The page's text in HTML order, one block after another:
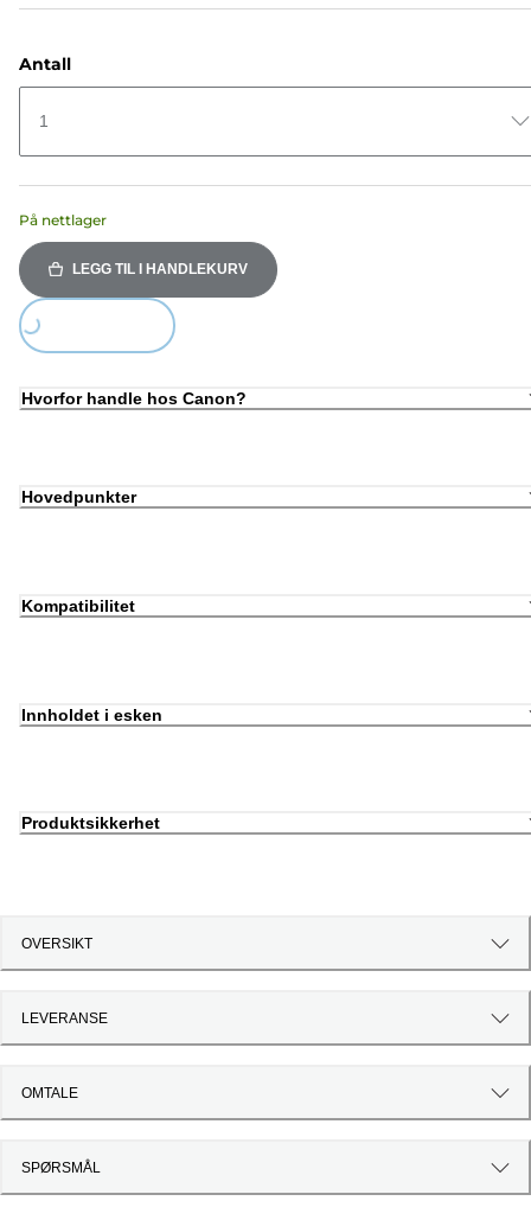
Antall
1
På nettlager
LEGG TIL I HANDLEKURV
Loading...
Hvorfor handle hos Canon?
Hovedpunkter
Kompatibilitet
Innholdet i esken
Produktsikkerhet
OVERSIKT
LEVERANSE
OMTALE
SPØRSMÅL